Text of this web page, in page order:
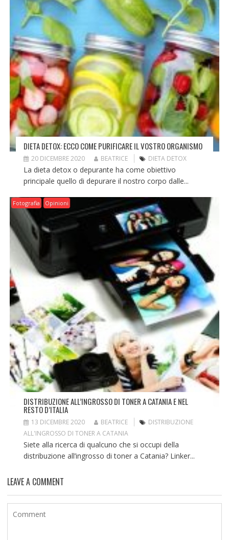
DIETA DETOX: ECCO COME PURIFICARE IL VOSTRO ORGANISMO
20 DICEMBRE 2020 BEATRICE DIETA DETOX
La dieta detox o depurante ha come obiettivo
principale quello di depurare il nostro corpo dalle...
Fotografia Opinioni
DISTRIBUZIONE ALL’INGROSSO DI TONER A CATANIA E NEL
RESTO D’ITALIA
13 DICEMBRE 2020 BEATRICE
DISTRIBUZIONE
ALL'INGROSSO DI TONER A CATANIA
Siete alla ricerca di qualcuno che si occupi della
distribuzione all’ingrosso di toner a Catania? Linker...
LEAVE A COMMENT